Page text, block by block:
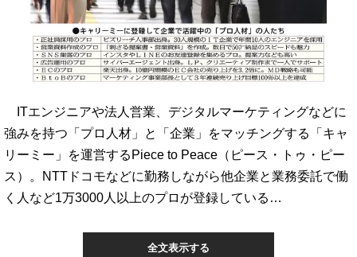
ITエンジニアや法人営業、デジタルマーケティングなどに
強みを持つ「プロ人材」と「企業」をマッチングする「キャ
リーミー」を運営するPiece to Peace（ピース・トゥ・ピー
ス）。NTTドコモなどに勤務しながら他企業と業務委託で働
く人など1万3000人以上のプロが登録している…
全文表示する